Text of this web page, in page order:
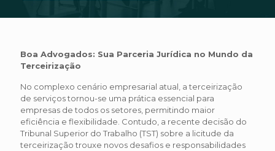
Boa Advogados: Sua Parceria Jurídica no Mundo da
Terceirização
No complexo cenário empresarial atual, a terceirização
de serviços tornou-se uma prática essencial para
empresas de todos os setores, permitindo maior
eficiência e flexibilidade. Contudo, a recente decisão do
Tribunal Superior do Trabalho (TST) sobre a licitude da
terceirização trouxe novos desafios e responsabilidades